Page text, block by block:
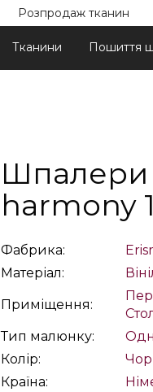
Розпродаж тканин
Тканини Пошиття
Шпалери
harmony
Фабрика:
Матеріал:
Приміщення:
Тип малюнку:
Колір:
Країна: